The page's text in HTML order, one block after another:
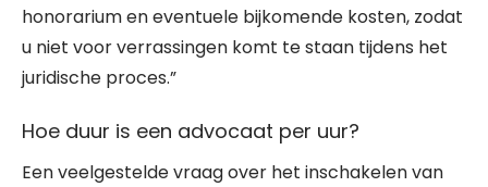
honorarium en eventuele bijkomende kosten, zodat
u niet voor verrassingen komt te staan tijdens het
juridische proces.”
Hoe duur is een advocaat per uur?
Een veelgestelde vraag over het inschakelen van